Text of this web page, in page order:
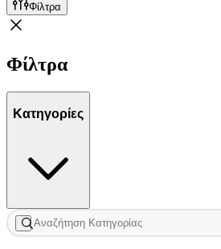
Φίλτρα
Φίλτρα
Κατηγορίες